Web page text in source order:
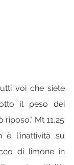
voi che siete
il peso dei
Mt 11,25
è l'inattività su
di limone in